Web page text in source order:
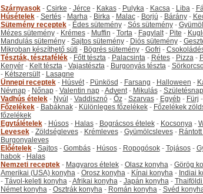
Szárnyasok- Csirke - Jérce - Kakas- Pulyka- Kacsa- Liba-
Húsételek- Sertés- Marha- Birka- Malac- Borjú - Bárány-
Sütemény receptek- Édes sütemény- Sós sütemény-
Mézes sütemény- Krémes- Muffin - Torta- Fagylalt- Pite -
Mandulás sütemény- Sajtos sütemény- Diós sütemény-
Mikroban készíthető süti - Bögrés sütemény- Gofri -
Tészták, tésztafélék- Főtt tészta- Palacsinta- Rétes- Pizza-
Kenyér- Kelt tészta- Vajastészta- Burgonyás tészta-
- Kétszersült- Lasagne
Ünnepi receptek- Húsvét- Pünkösd - Farsang - Halloween -
Névnap- Nőnap- Valentin nap-Advent- Mikulás- Születésnap
Vadhús ételek- Nyúl - Vaddisznó- Őz- Szarvas- Egyéb- Fürj -
Főzelékek- Babáknak- Különleges főzelékek- Főzelékek
főzelékek
Egytálételek- Húsos- Halas- Bográcsos ételek- Kocsonya-
Levesek- Zöldségleves- Krémleves- Gyümölcsleves-
Burgonyaleves
Előételek- Sajtos- Gombás- Húsos- Ropogósok- Tojásos-
habok- Halas
Nemzeti receptek- Magyaros ételek- Olasz konyha- Görög
Amerikai (USA) konyha- Orosz konyha- Kínai konyha- Indiai
- Távol-keleti konyha-Afrikai konyha- Japán konyha-
Német konyha- Osztrák konyha- Román konyha- Svéd